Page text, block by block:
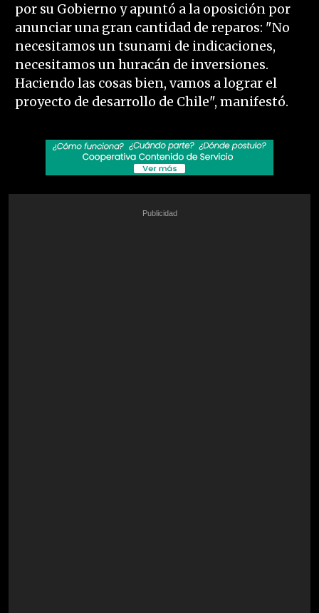
por su Gobierno y apuntó a la oposición por
anunciar una gran cantidad de reparos: "No
necesitamos un tsunami de indicaciones,
necesitamos un huracán de inversiones.
Haciendo las cosas bien, vamos a lograr el
proyecto de desarrollo de Chile", manifestó.